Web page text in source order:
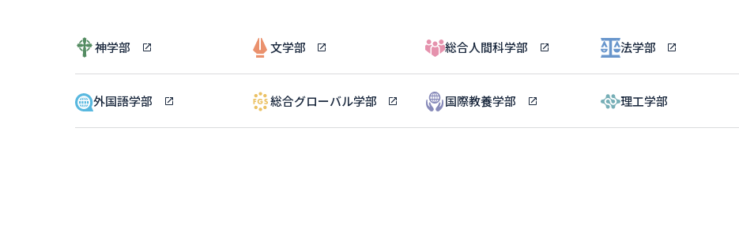
神学部 文学部 総合人間科学部 法学部
外国語学部 総合グローバル学部 国際教養学部 理工学部